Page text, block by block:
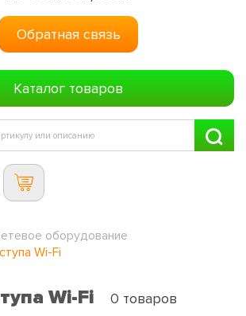
Обратная связь
Каталог товаров
оборудование
Wi-Fi
Wi-Fi 0 товаров